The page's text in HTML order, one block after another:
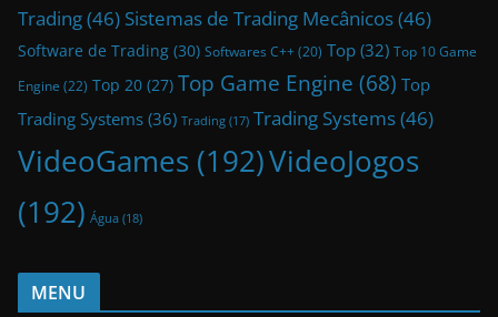
Trading(46) Sistemas de Trading Mecânicos(46)
Software de Trading (30) Softwares C++ (20) Top (32) Top 10 Game
Engine (22) Top 20 (27) Top Game Engine (68) Top
Trading Systems (36) Trading (17) Trading Systems(46)
VideoGames (192)VideoJogos
(192) Água (18)
MENU